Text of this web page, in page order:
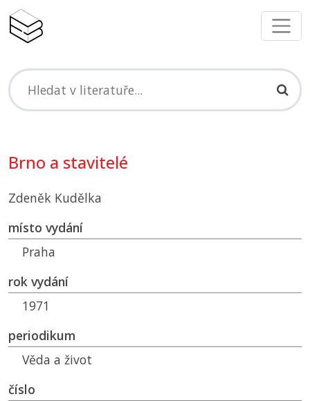
Brno a stavitelé
Zdeněk Kudělka
místo vydání
Praha
rok vydání
1971
periodikum
Věda a život
číslo